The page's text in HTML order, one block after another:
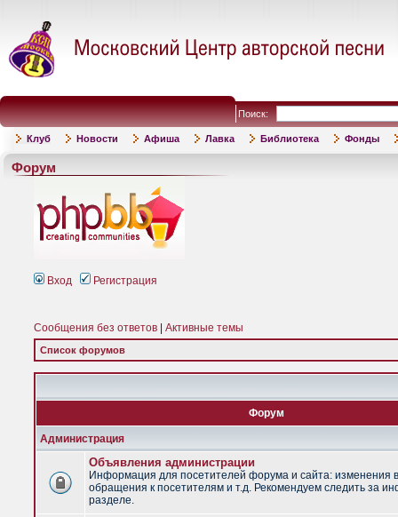
Поиск:
Клуб Новости Афиша Лавка Библиотека Фонды
Форум
Вход Регистрация
Сообщения без ответов Активные темы
Список форумов
Форум
Администрация
Объявления администрации
Информация для посетителей форума и сайта: изменения
обращения к посетителям и т.д. Рекомендуем следить за
разделе.